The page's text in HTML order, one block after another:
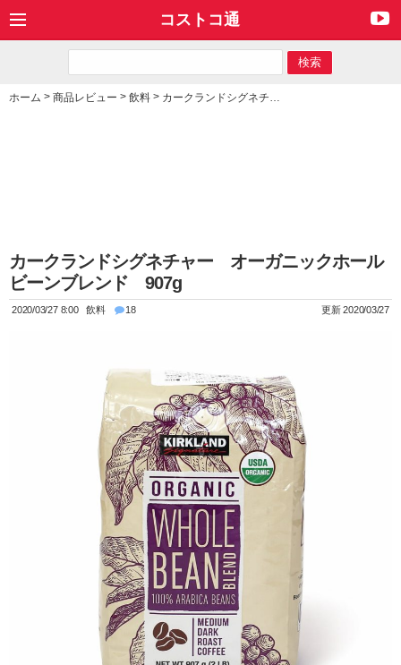
コストコ通
ホーム > 商品レビュー > 飲料 > カークランドシグネチャー オーガニックホールビーンブレンド 907g
カークランドシグネチャー オーガニックホール
ビーンブレンド 907g
2020/03/27 8:00 飲料 18 更新 2020/03/27